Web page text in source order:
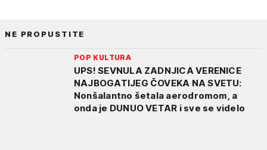
NE PROPUSTITE
POP KULTURA
UPS! SEVNULA ZADNJICA VERENICE
NAJBOGATIJEG ČOVEKA NA SVETU:
Nonšalantno šetala aerodromom, a
onda je DUNUO VETAR i sve se videlo